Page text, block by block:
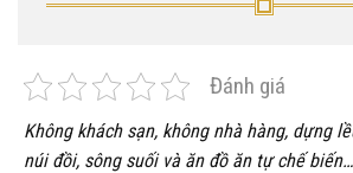
Đánh giá
Không khách sạn, không nhà hàng, dựng
núi đồi, sông suối và ăn đồ ăn tự chế